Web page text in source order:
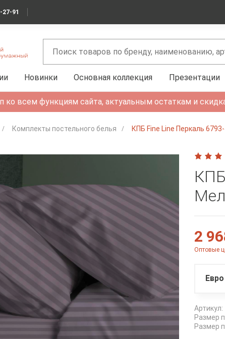
27-91
Новинки Основная коллекция Презентации
ко всем функциям сайта, актуальным остаткам и
Комплекты постельного белья КПБ Fine Line Перкаль
2
Оптовые
Артикул:
Размер
Размер